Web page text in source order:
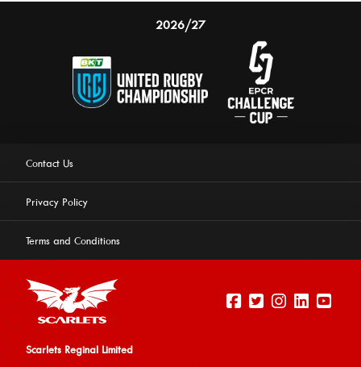
2026/27
Contact Us
Privacy Policy
Terms and Conditions
Scarlets Reginal Limited